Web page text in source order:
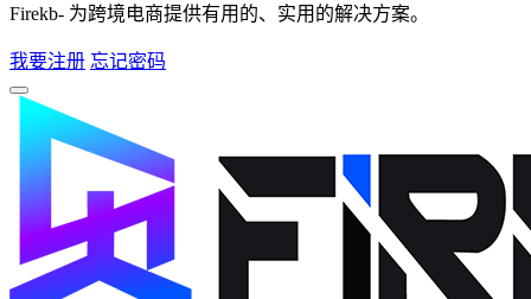
Firekb- 为跨境电商提供有用的、实用的解决方案。
我要注册 忘记密码